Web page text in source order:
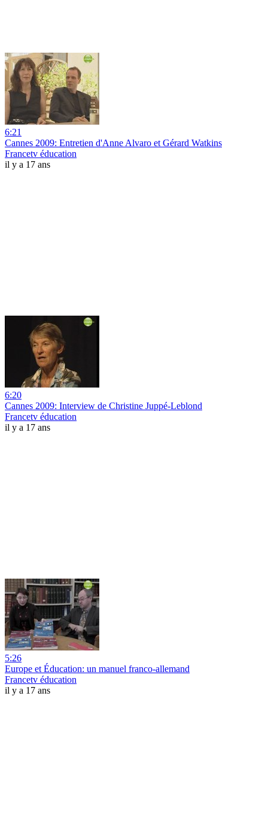
6:21
Cannes 2009: Entretien d'Anne Alvaro et Gérard Watkins
Francetv éducation
il y a 17 ans
6:20
Cannes 2009: Interview de Christine Juppé-Leblond
Francetv éducation
il y a 17 ans
5:26
Europe et Éducation: un manuel franco-allemand
Francetv éducation
il y a 17 ans